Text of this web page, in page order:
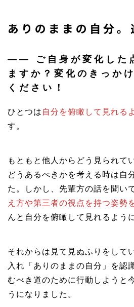
ありのままの自分
―― ご自身が変化した
ますか？変化のきっか
ください！
ひとつは 自分を俯瞰して見れる
す。
もともと他人からどう見られて
どうあるべきかを考える時は自
た。しかし、先輩方の話を聞い
え方や第三者の視点を持つ姿勢
んと自分を俯瞰して見れるよう
それからは見て見ぬふりをして
入れ「ありのままの自分」を認
むべき道のために行動しようと
うになりました。